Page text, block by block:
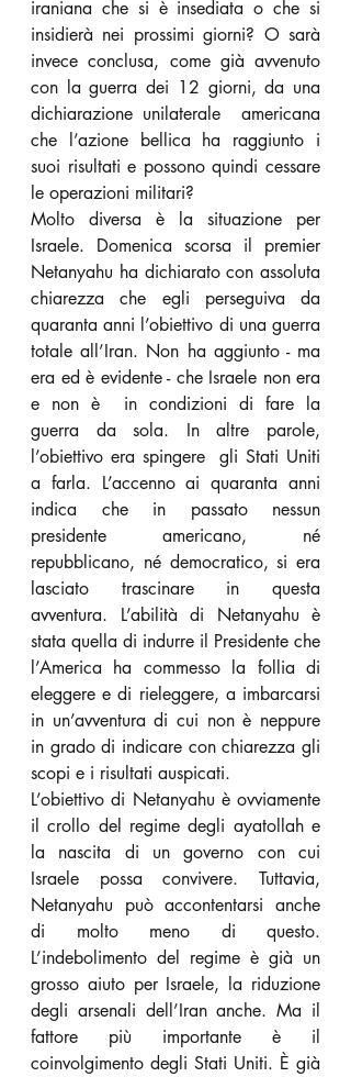
iraniana che si è insediata o che si
insidierà nei prossimi giorni? O sarà
invece conclusa, come già avvenuto
con la guerra dei 12 giorni, da una
dichiarazione unilaterale  americana
che l’azione bellica ha raggiunto i
suoi risultati e possono quindi cessare
le operazioni militari?
Molto diversa è la situazione per
Israele. Domenica scorsa il premier
Netanyahu ha dichiarato con assoluta
chiarezza che egli perseguiva da
quaranta anni l’obiettivo di una guerra
totale all’Iran. Non ha aggiunto - ma
era ed è evidente - che Israele non era
e non è  in condizioni di fare la
guerra da sola. In altre parole,
l’obiettivo era spingere  gli Stati Uniti
a farla. L’accenno ai quaranta anni
indica che in passato nessun
presidente americano, né
repubblicano, né democratico, si era
lasciato trascinare in questa
avventura. L’abilità di Netanyahu è
stata quella di indurre il Presidente che
l’America ha commesso la follia di
eleggere e di rieleggere, a imbarcarsi
in un’avventura di cui non è neppure
in grado di indicare con chiarezza gli
scopi e i risultati auspicati.
L’obiettivo di Netanyahu è ovviamente
il crollo del regime degli ayatollah e
la nascita di un governo con cui
Israele possa convivere. Tuttavia,
Netanyahu può accontentarsi anche
di molto meno di questo.
L’indebolimento del regime è già un
grosso aiuto per Israele, la riduzione
degli arsenali dell’Iran anche. Ma il
fattore più importante è il
coinvolgimento degli Stati Uniti. È già